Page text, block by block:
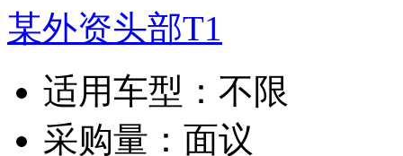
某外资头部T1
适用车型： 不限
采购量： 面议